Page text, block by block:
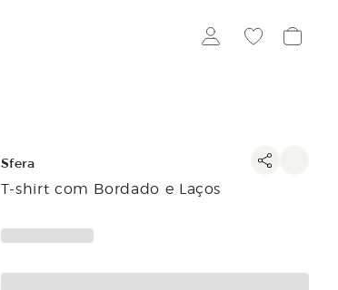
Sfera
T-shirt com Bordado e Laços